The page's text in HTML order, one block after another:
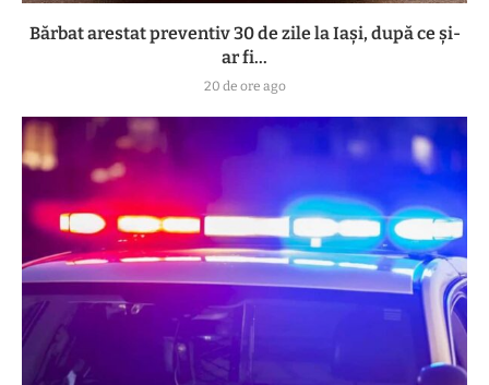
Bărbat arestat preventiv 30 de zile la Iași, după ce și-
ar fi...
20 de ore ago